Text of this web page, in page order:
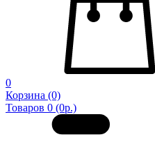
0
Корзина (0)
Товаров 0 (0р.)